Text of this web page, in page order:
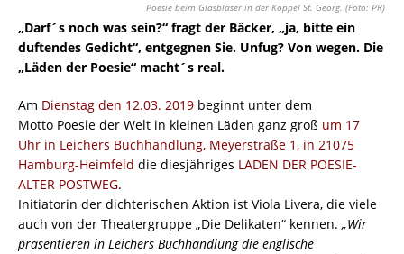
Poesie beim Glasbläser in der Koppel St. Georg. (Foto: PR)
„Darf´s noch was sein?“ fragt der Bäcker, „ja, bitte ein
duftendes Gedicht“, entgegnen Sie. Unfug? Von wegen. Die
„Läden der Poesie“ macht´s real.
Am Dienstag den 12.03. 2019 beginnt unter dem
Motto Poesie der Welt in kleinen Läden ganz groß um 17
Uhr in Leichers Buchhandlung, Meyerstraße 1, in 21075
Hamburg-Heimfeld die diesjähriges LÄDEN DER POESIE-
ALTER POSTWEG.
Initiatorin der dichterischen Aktion ist Viola Livera, die viele
auch von der Theatergruppe „Die Delikaten“ kennen. „Wir
präsentieren in Leichers Buchhandlung die englische